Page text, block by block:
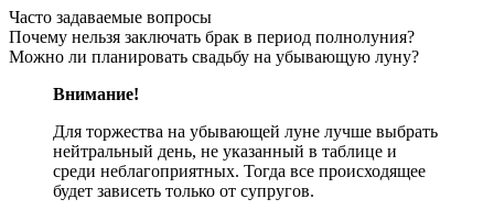
Часто задаваемые вопросы
Почему нельзя заключать брак в период полнолуния?
Можно ли планировать свадьбу на убывающую луну?
Внимание!
Для торжества на убывающей луне лучше выбрать
нейтральный день, не указанный в таблице и
среди неблагоприятных. Тогда все происходящее
будет зависеть только от супругов.